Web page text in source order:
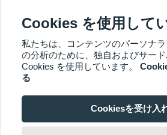
© 著作権 2007 - 2026
Cookies を使用して
私たちは、コンテンツのパーソナ
の分析のために、独自およびサー
Cookies を使用しています。
る
Cookiesを受け入